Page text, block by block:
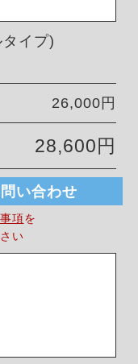
イプ)
26,000円
28,600円
い合わせ
項を
い